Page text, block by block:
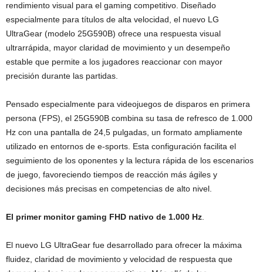
rendimiento visual para el gaming competitivo. Diseñado
especialmente para títulos de alta velocidad, el nuevo LG
UltraGear (modelo 25G590B) ofrece una respuesta visual
ultrarrápida, mayor claridad de movimiento y un desempeño
estable que permite a los jugadores reaccionar con mayor
precisión durante las partidas.
Pensado especialmente para videojuegos de disparos en primera
persona (FPS), el 25G590B combina su tasa de refresco de 1.000
Hz con una pantalla de 24,5 pulgadas, un formato ampliamente
utilizado en entornos de e-sports. Esta configuración facilita el
seguimiento de los oponentes y la lectura rápida de los escenarios
de juego, favoreciendo tiempos de reacción más ágiles y
decisiones más precisas en competencias de alto nivel.
El primer monitor gaming FHD nativo de 1.000 Hz
El nuevo LG UltraGear fue desarrollado para ofrecer la máxima
fluidez, claridad de movimiento y velocidad de respuesta que